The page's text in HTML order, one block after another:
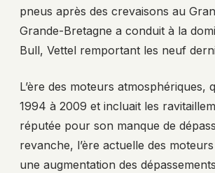
pneus après des crevaisons au
Grande-Bretagne a conduit à la
Bull, Vettel remportant les neuf
L’ère des moteurs atmosphériques,
1994 à 2009 et incluait les
réputée pour son manque de
revanche, l’ère actuelle des
une augmentation des